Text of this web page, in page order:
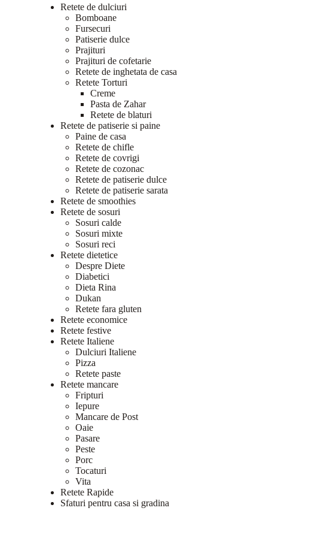
Retete de dulciuri
Bomboane
Fursecuri
Patiserie dulce
Prajituri
Prajituri de cofetarie
Retete de inghetata de casa
Retete Torturi
Creme
Pasta de Zahar
Retete de blaturi
Retete de patiserie si paine
Paine de casa
Retete de chifle
Retete de covrigi
Retete de cozonac
Retete de patiserie dulce
Retete de patiserie sarata
Retete de smoothies
Retete de sosuri
Sosuri calde
Sosuri mixte
Sosuri reci
Retete dietetice
Despre Diete
Diabetici
Dieta Rina
Dukan
Retete fara gluten
Retete economice
Retete festive
Retete Italiene
Dulciuri Italiene
Pizza
Retete paste
Retete mancare
Fripturi
Iepure
Mancare de Post
Oaie
Pasare
Peste
Porc
Tocaturi
Vita
Retete Rapide
Sfaturi pentru casa si gradina